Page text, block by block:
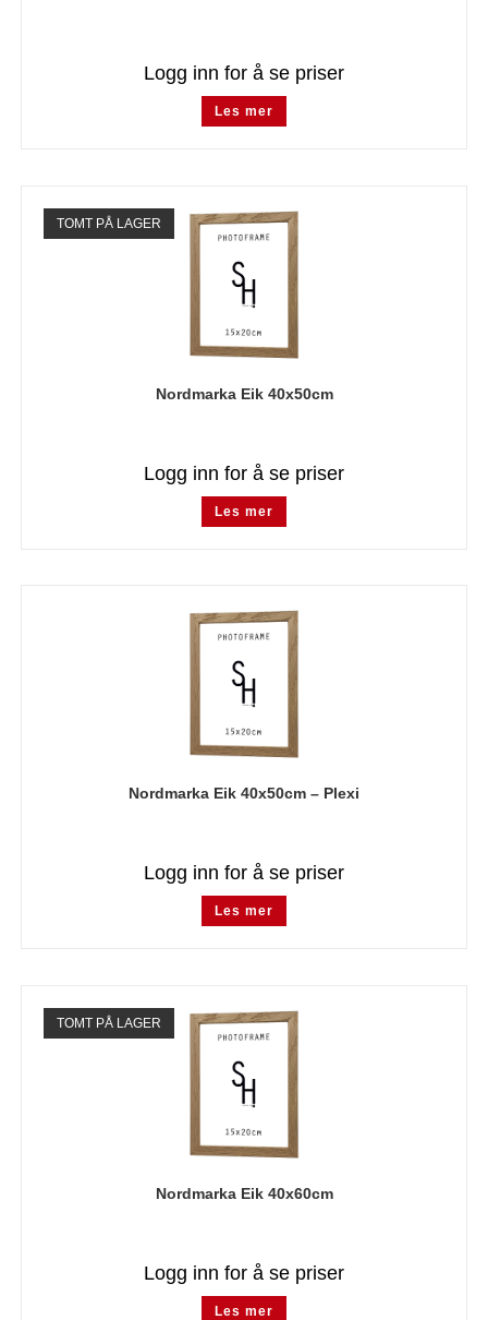
Logg inn for å se priser
Les mer
TOMT PÅ LAGER
Nordmarka Eik 40x50cm
Logg inn for å se priser
Les mer
Nordmarka Eik 40x50cm – Plexi
Logg inn for å se priser
Les mer
TOMT PÅ LAGER
Nordmarka Eik 40x60cm
Logg inn for å se priser
Les mer